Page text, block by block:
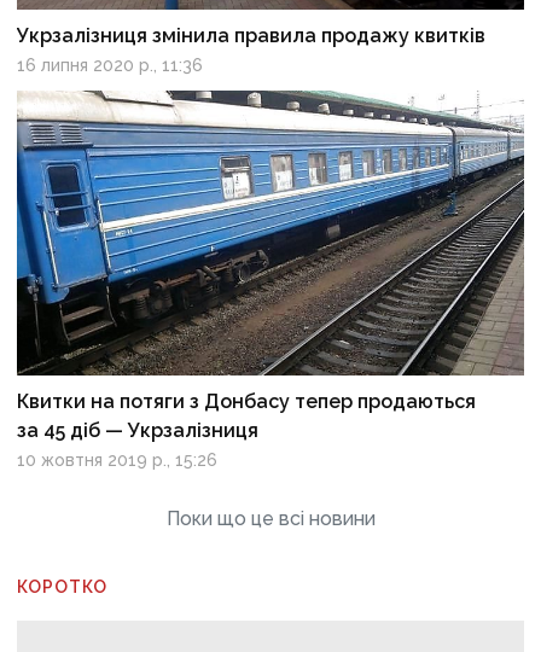
Укрзалізниця змінила правила продажу квитків
16 липня 2020 р., 11:36
Квитки на потяги з Донбасу тепер продаються
за 45 діб — Укрзалізниця
10 жовтня 2019 р., 15:26
Поки що це всі новини
КОРОТКО